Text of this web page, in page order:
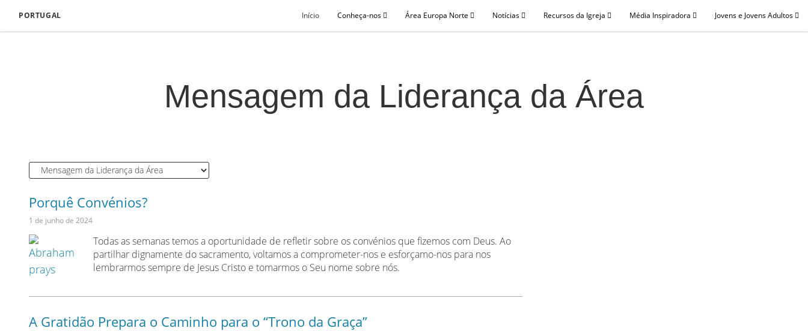
PORTUGAL Início Conheça-nos Área Europa Norte Notícias Recursos da Igreja Média Inspiradora Jovens e Jovens Adultos
Mensagem da Liderança da Área
Porquê Convénios?
1 de junho de 2024
Todas as semanas temos a oportunidade de refletir sobre os convénios que fizemos com Deus. Ao
partilhar dignamente do sacramento, voltamos a comprometer-nos e esforçamo-nos para nos
lembrarmos sempre de Jesus Cristo e tomarmos o Seu nome sobre nós.
A Gratidão Prepara o Caminho para o “Trono da Graça”